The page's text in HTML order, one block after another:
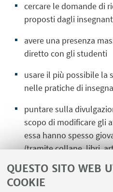
QUESTO SITO WEB
COOKIE
cercare le domande di
proposti dagli
avere una presenza
diretto con gli studenti
usare il più possibile la
nelle pratiche di
puntare sulla
scopo di modificare gli
essa hanno spesso
(tramite collane, libri,
partecipare il più
congressi nazionali ed